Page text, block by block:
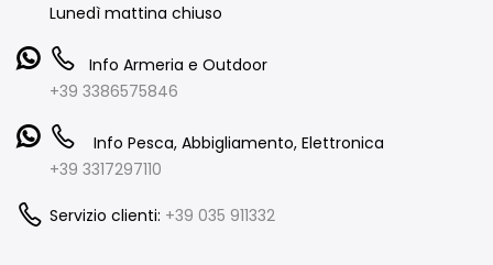
Lunedì mattina chiuso
Info Armeria e Outdoor
+39 3386575846
Info Pesca, Abbigliamento, Elettronica
+39 3317297110
Servizio clienti: +39 035 911332